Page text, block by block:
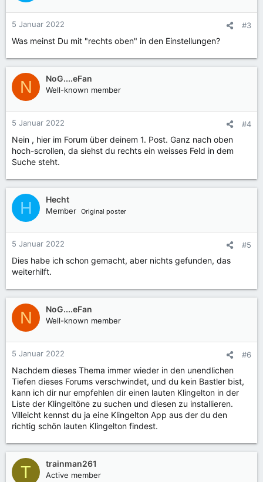
5 Januar 2022 #3
Was meinst Du mit "rechts oben" in den Einstellungen?
N NoG....eFan
Well-known member
5 Januar 2022 #4
Nein , hier im Forum über deinem 1. Post. Ganz nach oben
hoch-scrollen, da siehst du rechts ein weisses Feld in dem
Suche steht.
H Hecht
Member Original poster
5 Januar 2022 #5
Dies habe ich schon gemacht, aber nichts gefunden, das
weiterhilft.
N NoG....eFan
Well-known member
5 Januar 2022 #6
Nachdem dieses Thema immer wieder in den unendlichen
Tiefen dieses Forums verschwindet, und du kein Bastler bist,
kann ich dir nur empfehlen dir einen lauten Klingelton in der
Liste der Klingeltöne zu suchen und diesen zu installieren.
Villeicht kennst du ja eine Klingelton App aus der du den
richtig schön lauten Klingelton findest.
T trainman261
Active member